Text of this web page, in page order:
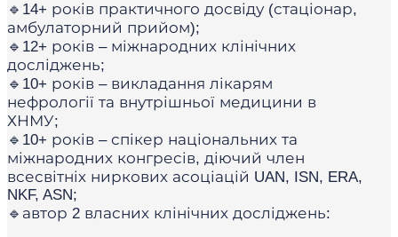
🔹14+ років практичного досвіду (стаціонар,
амбулаторний прийом);
🔹12+ років – міжнародних клінічних
досліджень;
🔹10+ років – викладання лікарям
нефрології та внутрішньої медицини в
ХНМУ;
🔹10+ років – спікер національних та
міжнародних конгресів, діючий член
всесвітніх ниркових асоціацій UAN, ISN, ERA,
NKF, ASN;
🔹автор 2 власних клінічних досліджень: